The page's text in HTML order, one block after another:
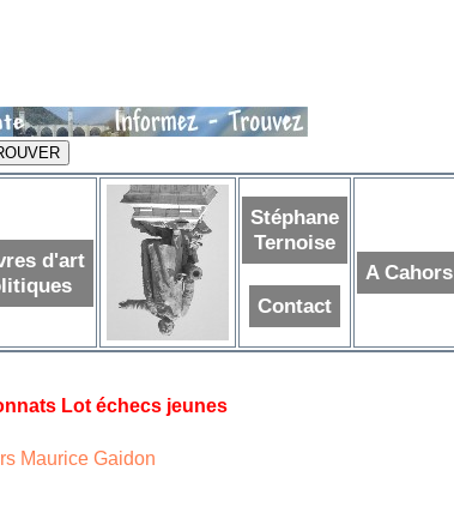
d'art
Stéphane
Ternoise
Contact
A Cahors
Lot échecs jeunes
Maurice Gaidon